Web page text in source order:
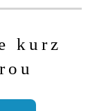
kurz